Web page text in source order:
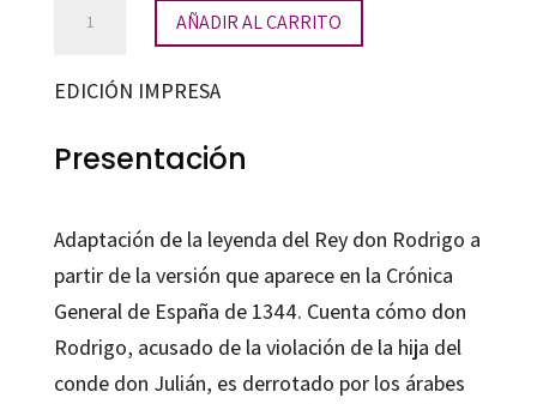
del
Rodrigo
AÑADIR AL CARRITO
EDICIÓN IMPRESA
Presentación
Adaptación de la leyenda del Rey don Rodrigo a
partir de la versión que aparece en la Crónica
General de España de 1344. Cuenta cómo don
Rodrigo, acusado de la violación de la hija del
conde don Julián, es derrotado por los árabes